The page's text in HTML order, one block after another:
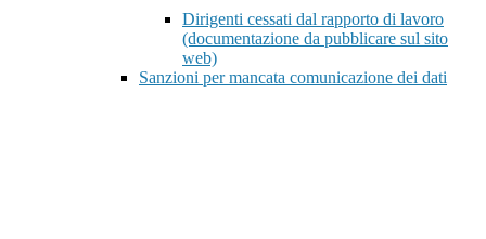
Dirigenti cessati dal rapporto di lavoro
(documentazione da pubblicare sul sito
web)
Sanzioni per mancata comunicazione dei dati